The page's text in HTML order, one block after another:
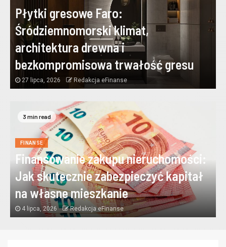
Płytki gresowe Faro:
Śródziemnomorski klimat,
architektura drewna i
bezkompromisowa trwałość gresu
27 lipca, 2026 Redakcja eFinanse
3 min read
FINANSE
Finansowanie zakupu nieruchomości:
Jak skutecznie zabezpieczyć kapitał
na własne mieszkanie
4 lipca, 2026 Redakcja eFinanse